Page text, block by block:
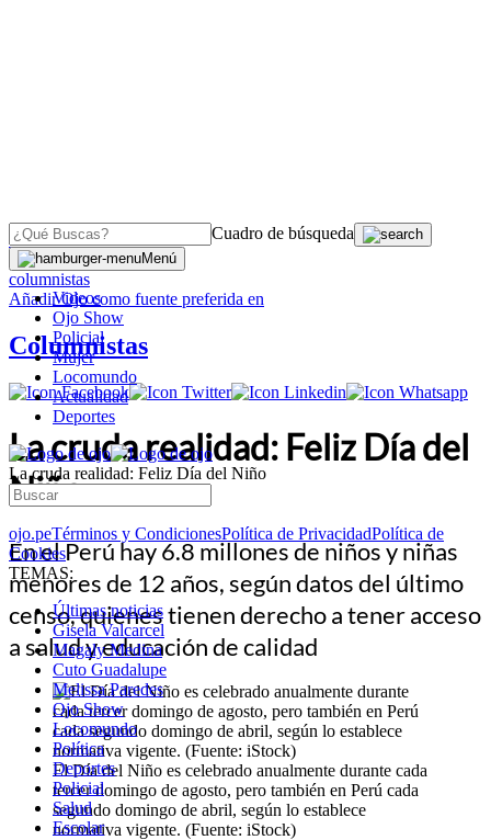
Cuadro de búsqueda
Menú
Videos
Ojo Show
Policial
Mujer
Locomundo
Actualidad
Deportes
La cruda realidad: Feliz Día del Niño
ojo.peTérminos y CondicionesPolítica de PrivacidadPolítica de
Cookies
TEMAS:
Últimas noticias
Gisela Valcarcel
Magaly Medina
Cuto Guadalupe
Melissa Paredes
Ojo Show
Locomundo
Política
Deportes
Policial
Salud
Escolar
OJO
columnistas
AñadirOjocomo fuente preferida en
Columnistas
La cruda realidad: Feliz Día del
Niño
En el Perú hay 6.8 millones de niños y niñas
menores de 12 años, según datos del último
censo, quienes tienen derecho a tener acceso
a salud y educación de calidad
El Día del Niño es celebrado anualmente durante cada
tercer domingo de agosto, pero también en Perú cada
segundo domingo de abril, según lo establece
normativa vigente. (Fuente: iStock)